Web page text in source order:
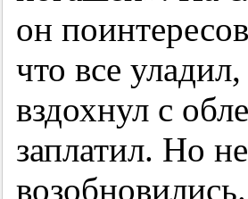
он
что все
вздохнул с
заплатил. Но